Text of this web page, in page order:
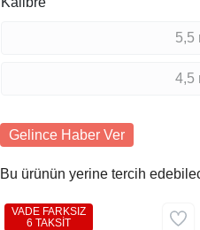
5,5
4,5
Gelince Haber Ver
Bu ürünün yerine tercih
VADE FARKSIZ
6 TAKSİT